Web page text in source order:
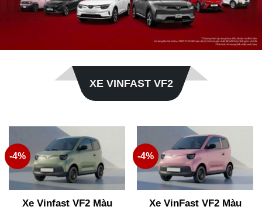
XE VINFAST VF2
-4%
Xe Vinfast VF2 Màu
-4%
Xe VinFast VF2 Màu